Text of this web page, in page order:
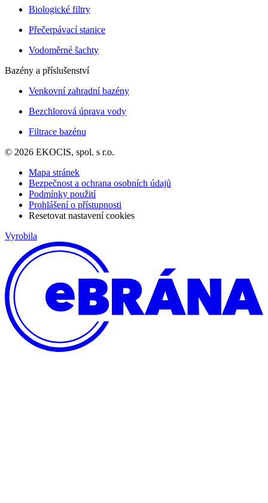
Biologické filtry
Přečerpávací stanice
Vodoměrné šachty
Bazény a příslušenství
Venkovní zahradní bazény
Bezchlorová úprava vody
Filtrace bazénu
© 2026 EKOCIS, spol. s r.o.
Mapa stránek
Bezpečnost a ochrana osobních údajů
Podmínky použití
Prohlášení o přístupnosti
Resetovat nastavení cookies
Vyrobila